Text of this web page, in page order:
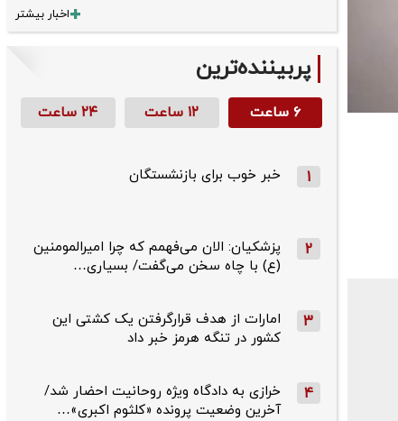
اخبار بیشتر
پربیننده‌ترین
۶ ساعت ۱۲ ساعت ۲۴ ساعت
1 خبر خوب برای بازنشستگان
2
پزشکیان: الان می‌فهمم که چرا امیرالمومنین
(ع) با چاه سخن می‌گفت/ بسیاری…
3
امارات از هدف قرارگرفتن یک کشتی این
کشور در تنگه هرمز خبر داد
4
خرازی به دادگاه ویژه روحانیت احضار شد/
آخرین وضعیت پرونده «کلثوم اکبری»…